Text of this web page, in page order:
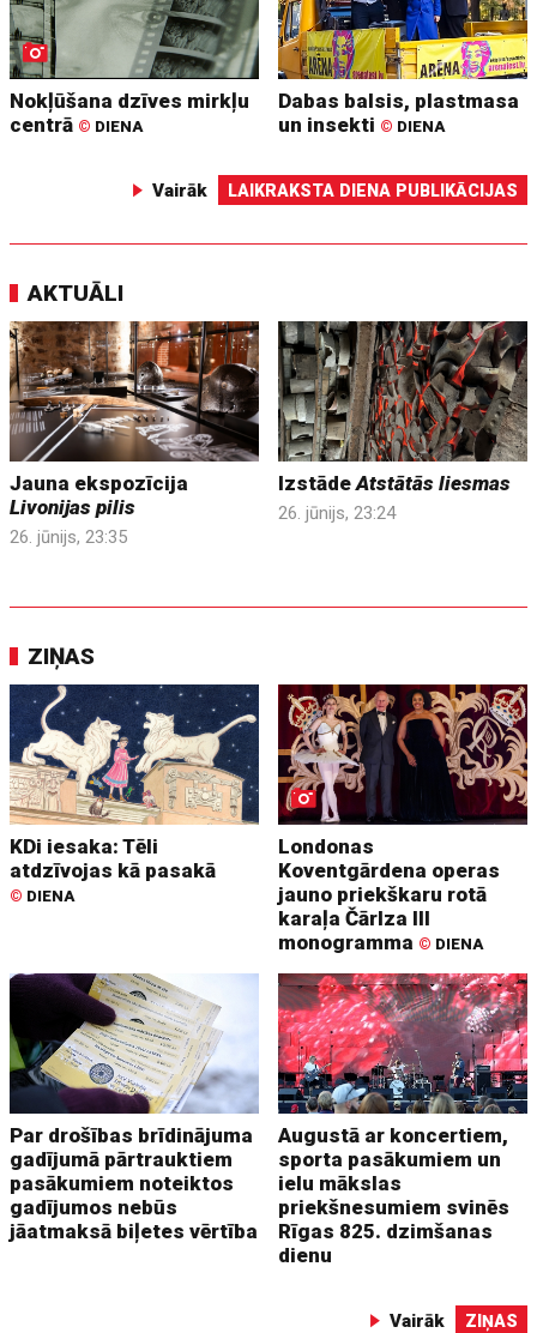
Nokļūšana dzīves mirkļu
centrā © DIENA
Dabas balsis, plastmasa
un insekti © DIENA
Vairāk LAIKRAKSTA DIENA PUBLIKĀCIJAS
AKTUĀLI
Jauna ekspozīcija
Livonijas pilis
26. jūnijs, 23:35
IzstādeAtstātās liesmas
26. jūnijs, 23:24
ZIŅAS
KDi iesaka: Tēli
atdzīvojas kā pasakā
© DIENA
Londonas
Koventgārdena operas
jauno priekškaru rotā
karaļa Čārlza III
monogramma © DIENA
Par drošības brīdinājuma
gadījumā pārtrauktiem
pasākumiem noteiktos
gadījumos nebūs
jāatmaksā biļetes vērtība
Augustā ar koncertiem,
sporta pasākumiem un
ielu mākslas
priekšnesumiem svinēs
Rīgas 825. dzimšanas
dienu
Vairāk ZIŅAS